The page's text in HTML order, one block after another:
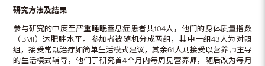
研究方法及结果
参与研究的中度至严重睡眠窒息症患者共104人，他们的身体质量指数
（BMI）达肥胖水平。参加者被随机分成两组，其中一组43人为对照
组，接受常规治疗如简单生活模式建议，其余61人则接受以营养师主导
的生活模式辅导，他们于研究首4个月内每周见营养师，随后改为每月